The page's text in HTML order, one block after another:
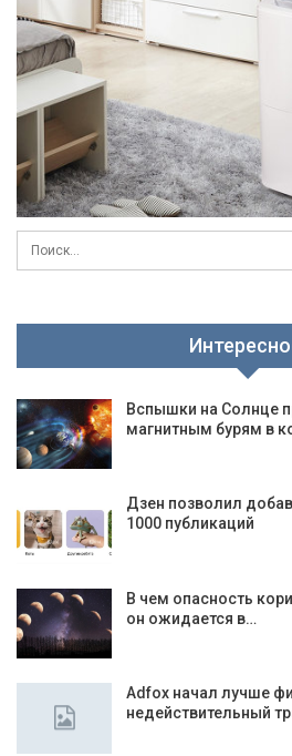
Вспышки на Солнце
магнитным бурям в
Дзен позволил
1000 публикаций
В чем опасность
он ожидается в…
Adfoх начал лучше
недействительный